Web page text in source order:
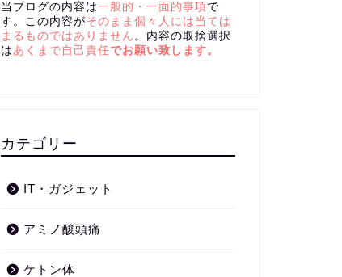
当ブログの内容は一般的・一面的事項 で
す。この内容がそのまま個々人には当ては
まるものではありません 。内容の取捨選択
は あくまで自己責任でお願い致します。
カテゴリー
IT・ガジェット
アミノ酸頭痛
ケトン体